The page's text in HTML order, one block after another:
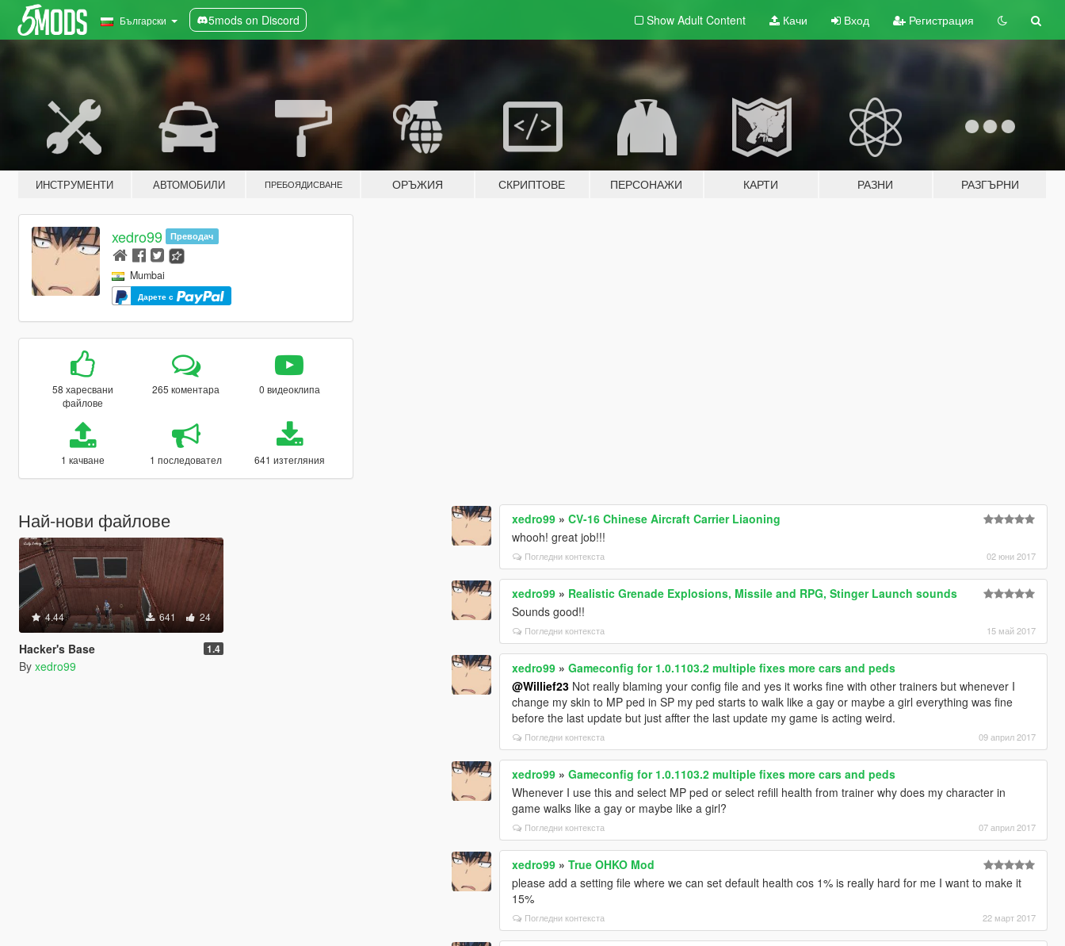
Български 5mods on Discord Show Adult Content Качи Вход Регистрация
ИНСТРУМЕНТИ АВТОМОБИЛИ ПРЕБОЯДИСВАНЕ ОРЪЖИЯ СКРИПТОВЕ ПЕРСОНАЖИ КАРТИ РАЗНИ РАЗГЪРНИ
xedro99 Преводач
Mumbai
Дарете с
58 харесвани
файлове
265 коментара 0 видеоклипа
1 качване 1 последовател 641 изтегляния
Най-нови файлове
4.44 641 24
Hacker's Base 1.4
By xedro99
xedro99 »CV-16 Chinese Aircraft Carrier Liaoning
whooh! great job!!!
Погледни контекста 02 юни 2017
xedro99 » Realistic Grenade Explosions, Missile and RPG, Stinger Launch sounds
Sounds good!!
Погледни контекста 15 май 2017
xedro99 »Gameconfig for 1.0.1103.2 multiple fixes more cars and peds
@Willief23 Not really blaming your config file and yes it works fine with other trainers but whenever I
change my skin to MP ped in SP my ped starts to walk like a gay or maybe a girl everything was fine
before the last update but just affter the last update my game is acting weird.
Погледни контекста 09 април 2017
xedro99 »Gameconfig for 1.0.1103.2 multiple fixes more cars and peds
Whenever I use this and select MP ped or select refill health from trainer why does my character in
game walks like a gay or maybe like a girl?
Погледни контекста 07 април 2017
xedro99 »True OHKO Mod
please add a setting file where we can set default health cos 1% is really hard for me I want to make it
15%
Погледни контекста 22 март 2017